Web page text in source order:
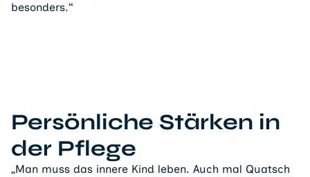
besonders.“
Persönliche Stärken in
der Pflege
„Man muss das innere Kind leben. Auch mal Quatsch